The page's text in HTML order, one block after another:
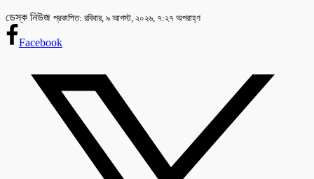
ডেস্ক নিউজ প্রকাশিত: রবিবার, ৯ আগস্ট, ২০২৬, ৭:২৭ অপরাহ্ণ
Facebook